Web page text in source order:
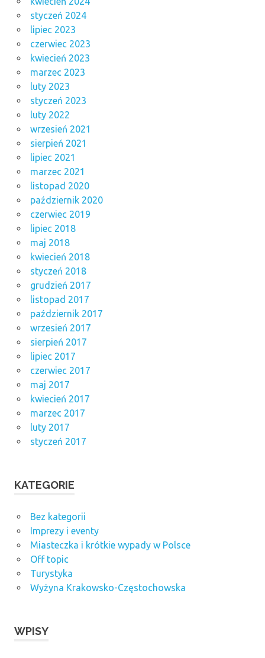
styczeń 2024
lipiec 2023
czerwiec 2023
kwiecień 2023
marzec 2023
luty 2023
styczeń 2023
luty 2022
wrzesień 2021
sierpień 2021
lipiec 2021
marzec 2021
listopad 2020
październik 2020
czerwiec 2019
lipiec 2018
maj 2018
kwiecień 2018
styczeń 2018
grudzień 2017
listopad 2017
październik 2017
wrzesień 2017
sierpień 2017
lipiec 2017
czerwiec 2017
maj 2017
kwiecień 2017
marzec 2017
luty 2017
styczeń 2017
KATEGORIE
Bez kategorii
Imprezy i eventy
Miasteczka i krótkie wypady w Polsce
Off topic
Turystyka
Wyżyna Krakowsko-Częstochowska
WPISY